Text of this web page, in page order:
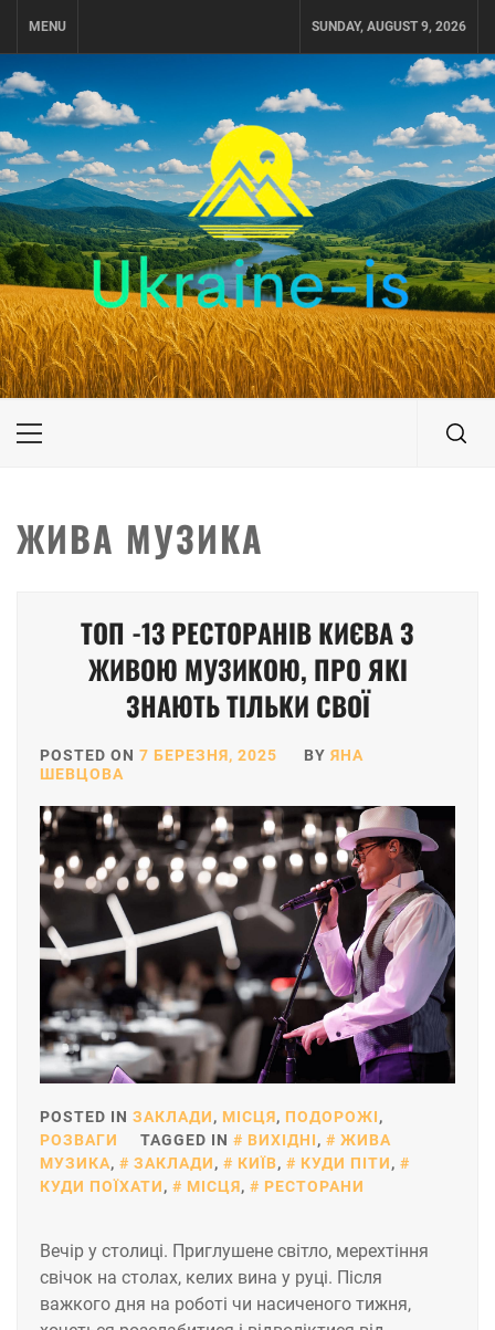
MENU SUNDAY, AUGUST 9, 2026
UKRAINE-IS
ПОДОРОЖI ПО УКРАЇНІ
Primary
ЖИВА МУЗИКА
ТОП -13 РЕСТОРАНІВ КИЄВА З
ЖИВОЮ МУЗИКОЮ, ПРО ЯКІ
ЗНАЮТЬ ТІЛЬКИ СВОЇ
POSTED ON 7 БЕРЕЗНЯ, 2025 BY ЯНА
ШЕВЦОВА
POSTED IN ЗАКЛАДИ, МІСЦЯ, ПОДОРОЖІ,
РОЗВАГИ
TAGGED IN ВИХІДНІ,
ЖИВА
МУЗИКА, ЗАКЛАДИ, КИЇВ, КУДИ ПІТИ,
КУДИ ПОЇХАТИ, МІСЦЯ, РЕСТОРАНИ
Вечір у столиці. Приглушене світло, мерехтіння
свічок на столах, келих вина у руці. Після
важкого дня на роботі чи насиченого тижня,